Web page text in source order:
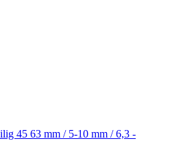
45 63 mm / 5-10 mm / 6,3 -